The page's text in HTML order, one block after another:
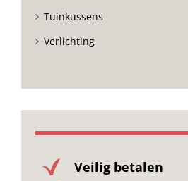
Tuinkussens
Verlichting
Veilig betalen